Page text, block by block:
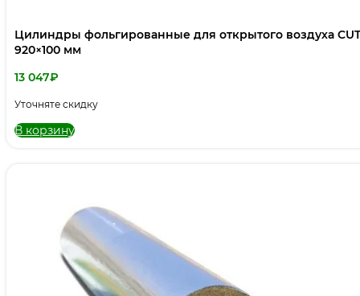
Цилиндры фольгированные для открытого воздуха
920×100 мм
13 047₽
Уточняте скидку
В корзину